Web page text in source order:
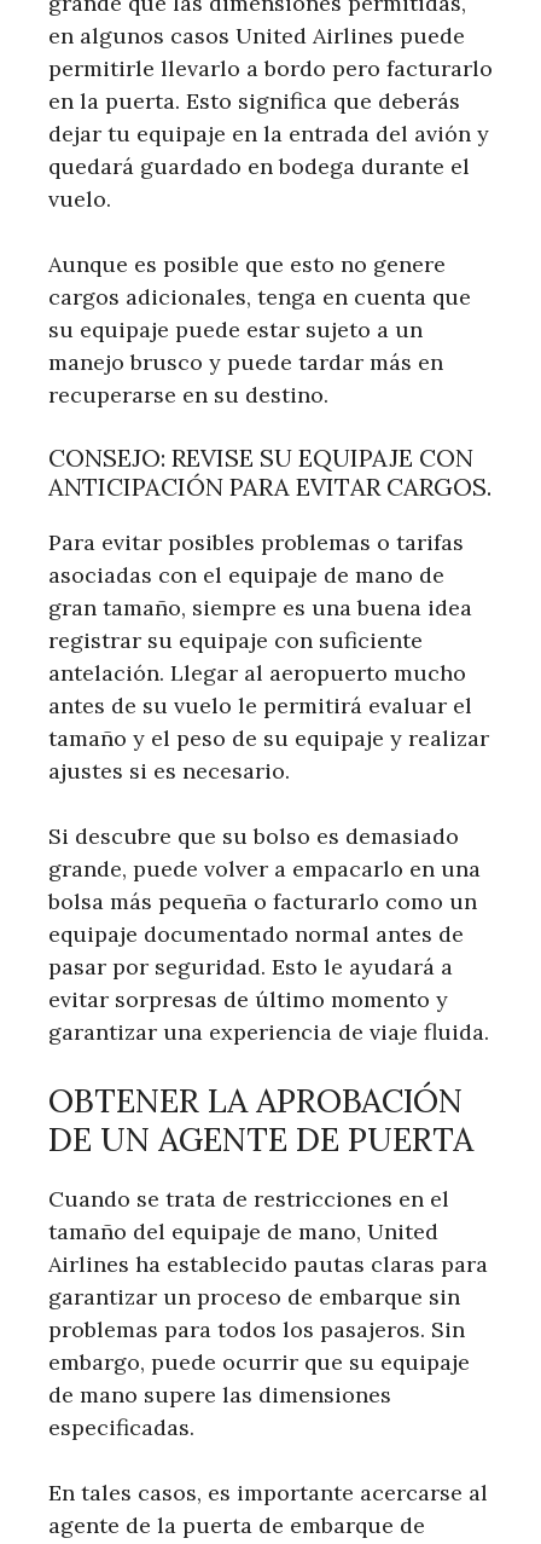
en algunos casos United Airlines puede
permitirle llevarlo a bordo pero facturarlo
en la puerta. Esto significa que deberás
dejar tu equipaje en la entrada del avión y
quedará guardado en bodega durante el
vuelo.
Aunque es posible que esto no genere
cargos adicionales, tenga en cuenta que
su equipaje puede estar sujeto a un
manejo brusco y puede tardar más en
recuperarse en su destino.
CONSEJO: REVISE SU EQUIPAJE CON
ANTICIPACIÓN PARA EVITAR CARGOS.
Para evitar posibles problemas o tarifas
asociadas con el equipaje de mano de
gran tamaño, siempre es una buena idea
registrar su equipaje con suficiente
antelación. Llegar al aeropuerto mucho
antes de su vuelo le permitirá evaluar el
tamaño y el peso de su equipaje y realizar
ajustes si es necesario.
Si descubre que su bolso es demasiado
grande, puede volver a empacarlo en una
bolsa más pequeña o facturarlo como un
equipaje documentado normal antes de
pasar por seguridad. Esto le ayudará a
evitar sorpresas de último momento y
garantizar una experiencia de viaje fluida.
OBTENER LA APROBACIÓN
DE UN AGENTE DE PUERTA
Cuando se trata de restricciones en el
tamaño del equipaje de mano, United
Airlines ha establecido pautas claras para
garantizar un proceso de embarque sin
problemas para todos los pasajeros. Sin
embargo, puede ocurrir que su equipaje
de mano supere las dimensiones
especificadas.
En tales casos, es importante acercarse al
agente de la puerta de embarque de